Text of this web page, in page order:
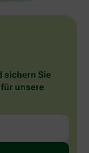
sichern Sie
unsere